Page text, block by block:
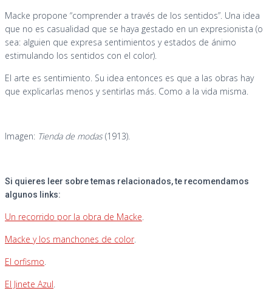
Macke propone “comprender a través de los sentidos”. Una idea
que no es casualidad que se haya gestado en un expresionista (o
sea: alguien que expresa sentimientos y estados de ánimo
estimulando los sentidos con el color).
El arte es sentimiento. Su idea entonces es que a las obras hay
que explicarlas menos y sentirlas más. Como a la vida misma.
Imagen: Tienda de modas (1913).
Si quieres leer sobre temas relacionados, te recomendamos
algunos links:
Un recorrido por la obra de Macke.
Macke y los manchones de color.
El orfismo.
El Jinete Azul.